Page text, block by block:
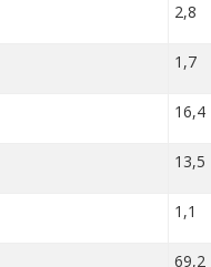
2,8
1,7
16,4
13,5
1,1
69,2